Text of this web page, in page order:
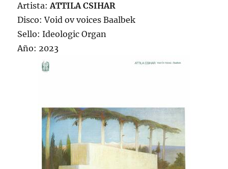
Artista:ATTILA CSIHAR
Disco: Void ov voices Baalbek
Sello: Ideologic Organ
Año: 2023